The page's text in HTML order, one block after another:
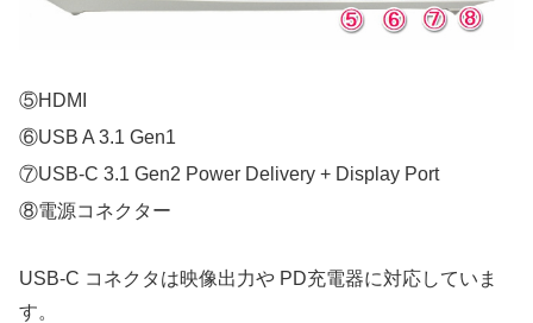
⑤HDMI
⑥USB A 3.1 Gen1
⑦USB-C 3.1 Gen2 Power Delivery + Display Port
⑧電源コネクター
USB-C コネクタは映像出力や PD充電器に対応していま
す。